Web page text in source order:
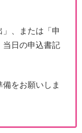
、または「申
当日の申込書記
をお願いしま